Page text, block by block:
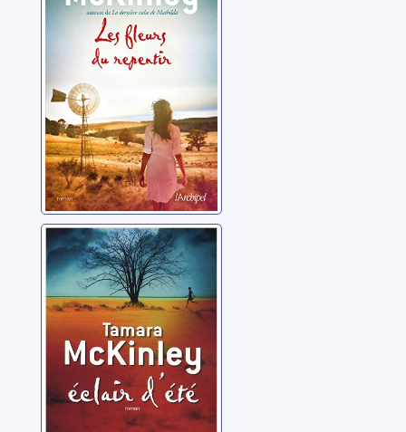
McKinley, Tamara
Éclair d'été
McKinley, Tamara